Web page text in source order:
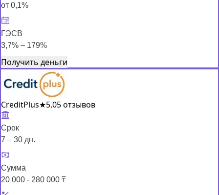
от 0,1%
ГЭСВ
3,7% – 179%
Получить деньги
CreditPlus★5,05 отзывов
Срок
7 – 30 дн.
Сумма
20 000 - 280 000 ₸